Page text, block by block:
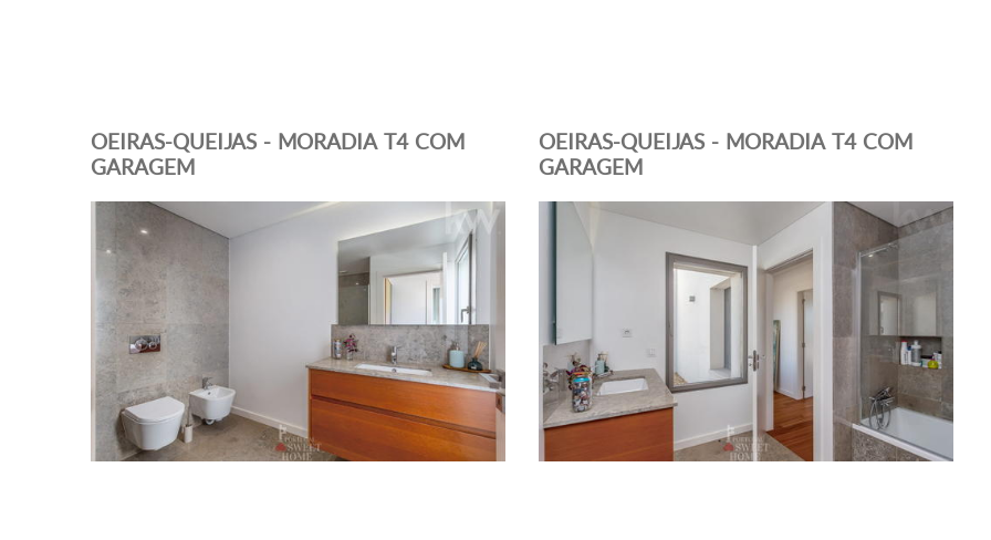
OEIRAS-QUEIJAS - MORADIA T4 COM
GARAGEM
OEIRAS-QUEIJAS - MORADIA T4 COM
GARAGEM